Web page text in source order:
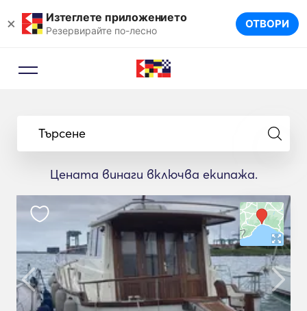
× Изтеглете приложението
Резервирайте по-лесно ОТВОРИ
Търсене
Цената винаги включва екипажа.